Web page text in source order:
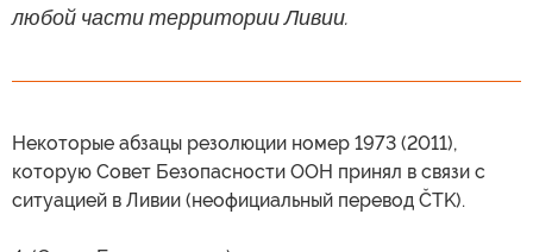
любой части территории Ливии.
Некоторые абзацы резолюции номер 1973 (2011),
которую Совет Безопасности ООН принял в связи с
ситуацией в Ливии (неофициальный перевод ČTK).